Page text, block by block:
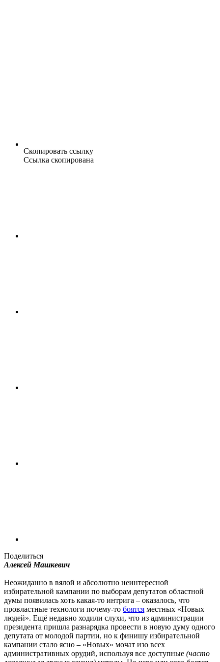
Скопировать ссылку
Ссылка скопирована
Поделиться
Алексей Машкевич
Неожиданно в вялой и абсолютно неинтересной
избирательной кампании по выборам депутатов областной
думы появилась хоть какая-то интрига – оказалось, что
провластные технологи почему-то боятся местных «Новых
людей». Ещё недавно ходили слухи, что из администрации
президента пришла разнарядка провести в новую думу одного
депутата от молодой партии, но к финишу избирательной
кампании стало ясно – «Новых» мочат изо всех
административных орудий, используя все доступные (часто